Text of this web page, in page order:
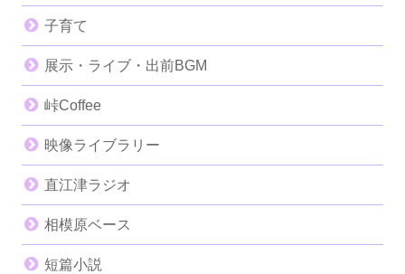
子育て
展示・ライブ・出前BGM
峠Coffee
映像ライブラリー
直江津ラジオ
相模原ベース
短篇小説